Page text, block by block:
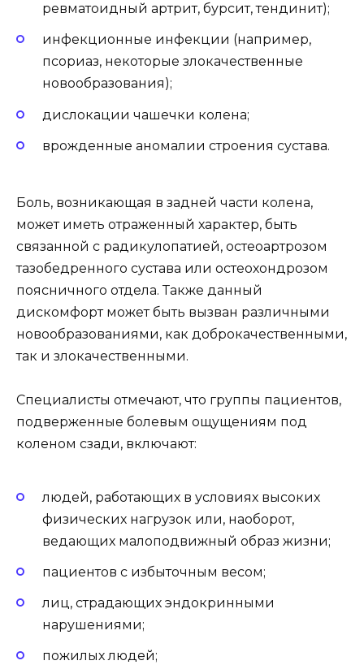
ревматоидный артрит, бурсит, тендинит);
инфекционные инфекции (например,
псориаз, некоторые злокачественные
новообразования);
дислокации чашечки колена;
врожденные аномалии строения сустава.
Боль, возникающая в задней части колена,
может иметь отраженный характер, быть
связанной с радикулопатией, остеоартрозом
тазобедренного сустава или остеохондрозом
поясничного отдела. Также данный
дискомфорт может быть вызван различными
новообразованиями, как доброкачественными,
так и злокачественными.
Специалисты отмечают, что группы пациентов,
подверженные болевым ощущениям под
коленом сзади, включают:
людей, работающих в условиях высоких
физических нагрузок или, наоборот,
ведающих малоподвижный образ жизни;
пациентов с избыточным весом;
лиц, страдающих эндокринными
нарушениями;
пожилых людей;